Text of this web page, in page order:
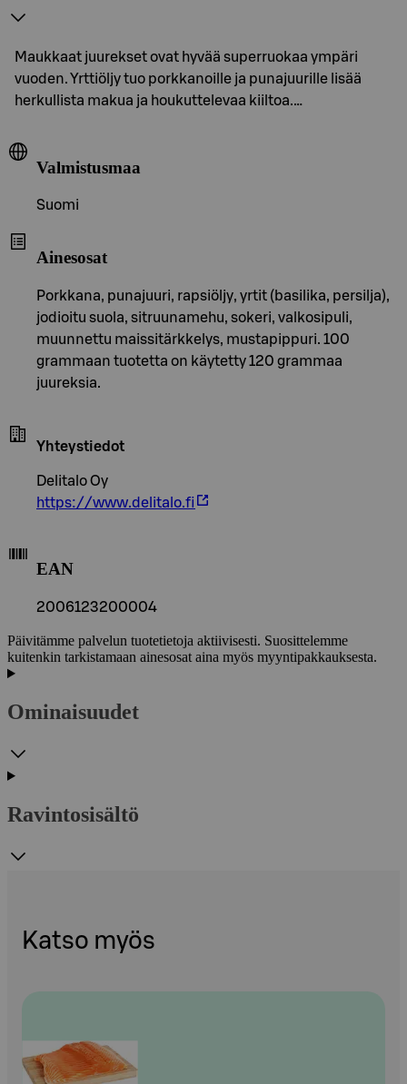
Maukkaat juurekset ovat hyvää superruokaa ympäri
vuoden. Yrttiöljy tuo porkkanoille ja punajuurille lisää
herkullista makua ja houkuttelevaa kiiltoa.…
Valmistusmaa
Suomi
Ainesosat
Porkkana, punajuuri, rapsiöljy, yrtit (basilika, persilja),
jodioitu suola, sitruunamehu, sokeri, valkosipuli,
muunnettu maissitärkkelys, mustapippuri. 100
grammaan tuotetta on käytetty 120 grammaa
juureksia.
Yhteystiedot
Delitalo Oy
https://www.delitalo.fi
EAN
2006123200004
Päivitämme palvelun tuotetietoja aktiivisesti. Suosittelemme
kuitenkin tarkistamaan ainesosat aina myös myyntipakkauksesta.
Ominaisuudet
Ravintosisältö
Katso myös